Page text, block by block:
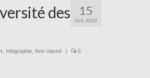
15
JUIL 2023
des
Infographie, Non classé | 0